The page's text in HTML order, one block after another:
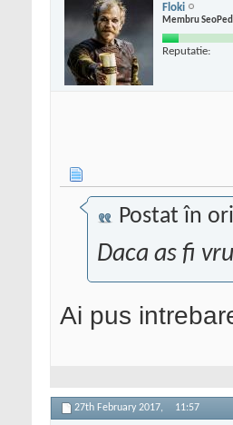
Floki
Membru
Reputatie:
Postat în
Daca as fi
Ai pus
27th February 2017, 11:57